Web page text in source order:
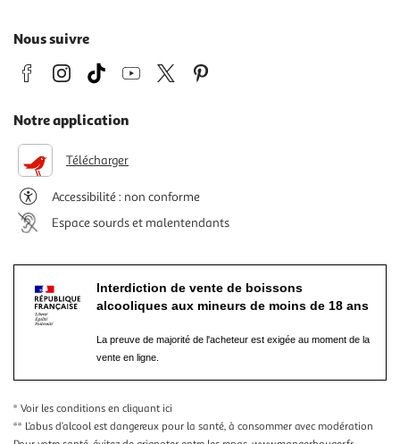
Nous suivre
Notre application
Télécharger
Accessibilité : non conforme
Espace sourds et malentendants
Interdiction de vente de boissons
alcooliques aux mineurs de moins de 18 ans
La preuve de majorité de l'acheteur est exigée au moment de la
vente en ligne.
* Voir les conditions en cliquant ici
** L’abus d’alcool est dangereux pour la santé, à consommer avec modération